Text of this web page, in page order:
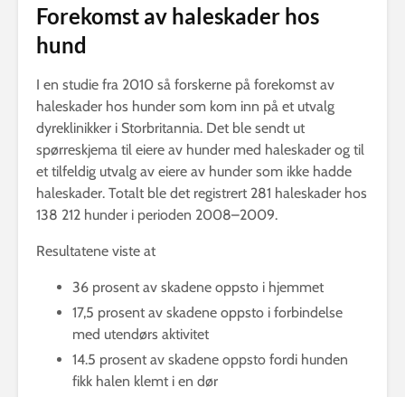
Forekomst av haleskader hos
hund
I en studie fra 2010 så forskerne på forekomst av
haleskader hos hunder som kom inn på et utvalg
dyreklinikker i Storbritannia. Det ble sendt ut
spørreskjema til eiere av hunder med haleskader og til
et tilfeldig utvalg av eiere av hunder som ikke hadde
haleskader. Totalt ble det registrert 281 haleskader hos
138 212 hunder i perioden 2008–2009.
Resultatene viste at
36 prosent av skadene oppsto i hjemmet
17,5 prosent av skadene oppsto i forbindelse
med utendørs aktivitet
14.5 prosent av skadene oppsto fordi hunden
fikk halen klemt i en dør